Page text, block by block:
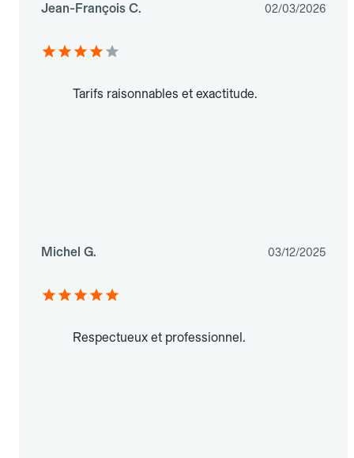
Jean-François C. 02/03/2026
Tarifs raisonnables et exactitude.
Michel G. 03/12/2025
Respectueux et professionnel.